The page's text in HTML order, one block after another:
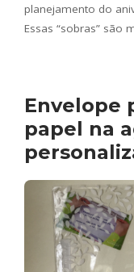
planejamento do
Essas “sobras” são
Envelope
papel na